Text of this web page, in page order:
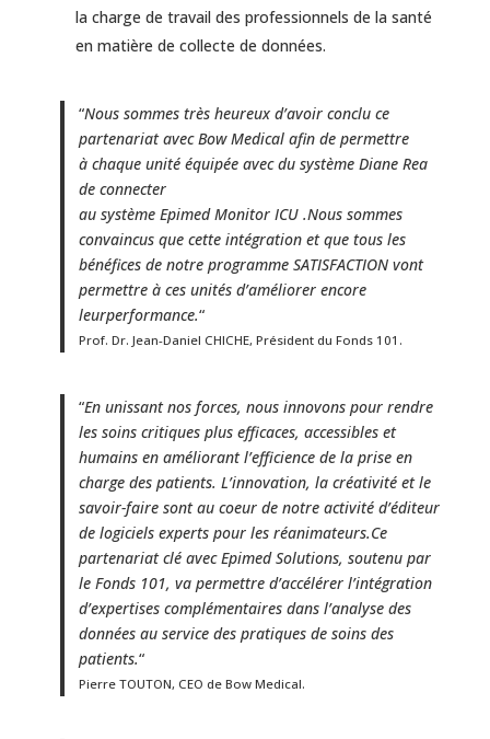
la charge de travail des professionnels de la santé
en matière de collecte de données.
“Nous sommes très heureux d’avoir conclu ce
partenariat avec Bow Medical afin de permettre
à chaque unité équipée avec du système Diane Rea
de connecter
au système Epimed Monitor ICU .Nous sommes
convaincus que cette intégration et que tous les
bénéfices de notre programme SATISFACTION vont
permettre à ces unités d’améliorer encore
leurperformance.“
Prof. Dr. Jean-Daniel CHICHE, Président du Fonds 101.
“En unissant nos forces, nous innovons pour rendre
les soins critiques plus efficaces, accessibles et
humains en améliorant l’efficience de la prise en
charge des patients. L’innovation, la créativité et le
savoir-faire sont au coeur de notre activité d’éditeur
de logiciels experts pour les réanimateurs.Ce
partenariat clé avec Epimed Solutions, soutenu par
le Fonds 101, va permettre d’accélérer l’intégration
d’expertises complémentaires dans l’analyse des
données au service des pratiques de soins des
patients.“
Pierre TOUTON, CEO de Bow Medical.